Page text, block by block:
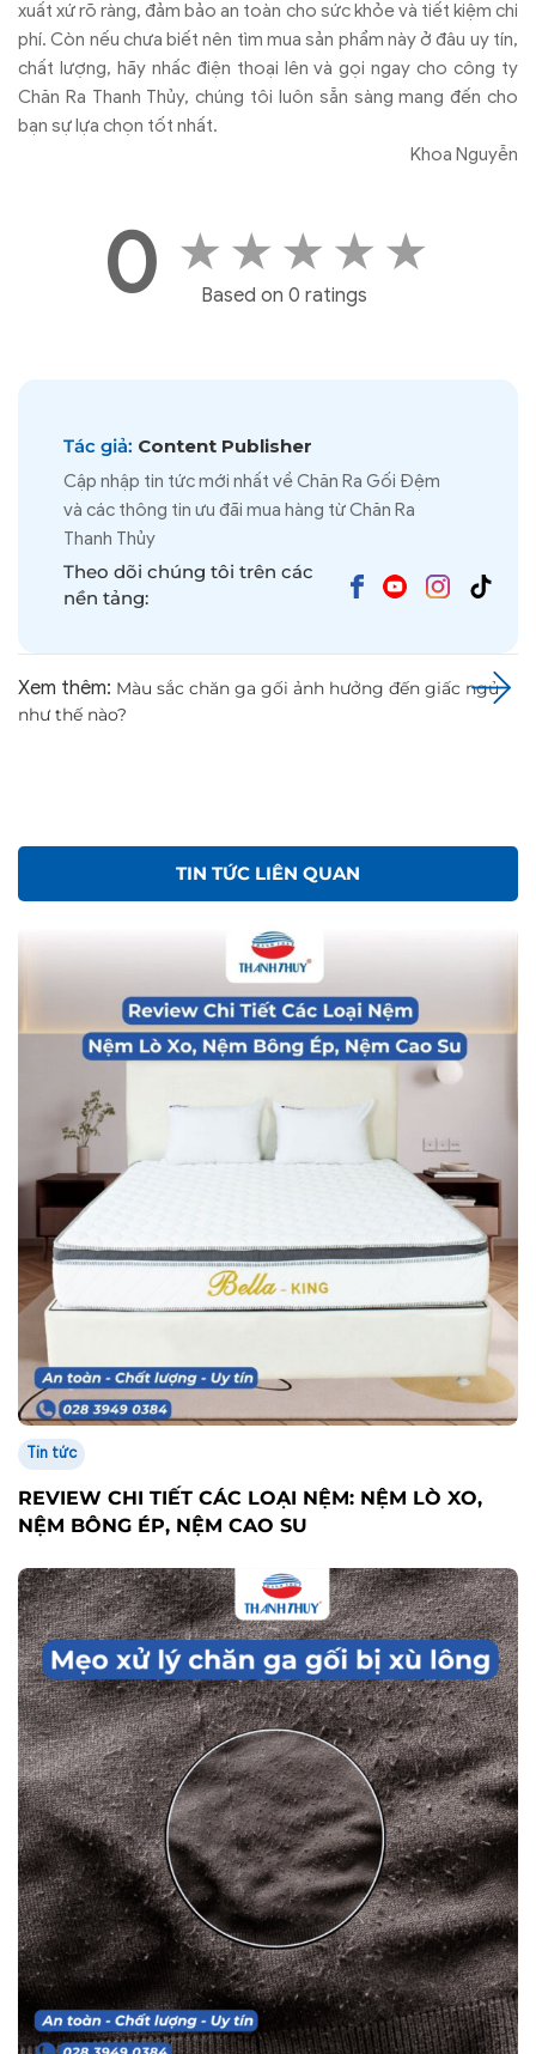
Tin tức
REVIEW CHI TIẾT CÁC LOẠI NỆM: NỆM LÒ XO,
NỆM BÔNG ÉP, NỆM CAO SU
Cách Sử Dụng, Bảo Quản
MẸO XỬ LÝ CHĂN GA GỐI BỊ XÙ LÔNG
Tin tức
TÌM HIỂU CHỈ SỐ GSM ĐỂ CHỌN KHĂN BÔNG
KHÁCH SẠN
Tư vấn miễn phí - Hỗ trợ nhanh chóng
Nhận thông tin mới nhất từ Thanh Thuỷ
CÔNG TY TNHH SẢN XUẤT THƯƠNG MẠI THANH
THỦY.
TIKTOK FACEBOOK
TRỤ SỞ VĂN PHÒNG
Địa chỉ: 41/6 Bàu Cát 8, Phường Tân Bình, Thành phố Hồ Chí